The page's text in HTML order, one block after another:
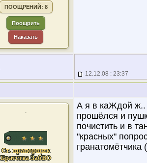
ПООЩРЕНИЙ: 8
Поощрить
Наказать
12.12.08 : 23:37
.
А я в каЖдой ж..
прошёлся и
почистить и в
"красных"
гранатомётчика